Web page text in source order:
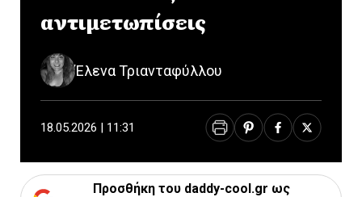
αντιμετωπίσεις
Έλενα Τριανταφύλλου
18.05.2026 | 11:31
Προσθήκη του daddy-cool.gr ως